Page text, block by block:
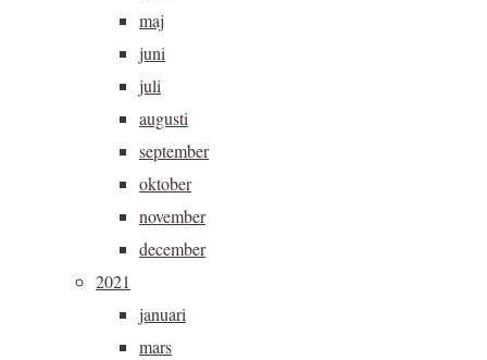
maj
juni
juli
augusti
september
oktober
november
december
2021
januari
mars